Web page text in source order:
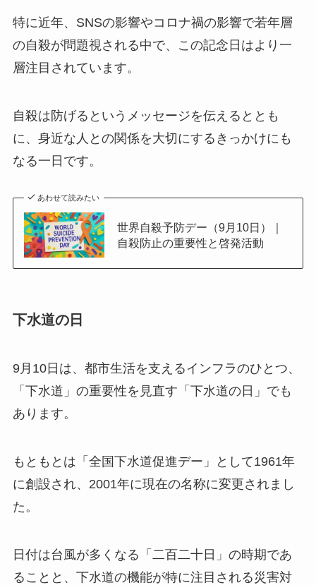
特に近年、SNSの影響やコロナ禍の影響で若年層
の自殺が問題視される中で、この記念日はより一
層注目されています。
自殺は防げるというメッセージを伝えるととも
に、身近な人との関係を大切にするきっかけにも
なる一日です。
あわせて読みたい
世界自殺予防デー（9月10日）｜
自殺防止の重要性と啓発活動
下水道の日
9月10日は、都市生活を支えるインフラのひとつ、
「下水道」の重要性を見直す「下水道の日」でも
あります。
もともとは「全国下水道促進デー」として1961年
に創設され、2001年に現在の名称に変更されまし
た。
日付は台風が多くなる「二百二十日」の時期であ
ることと、下水道の機能が特に注目される災害対